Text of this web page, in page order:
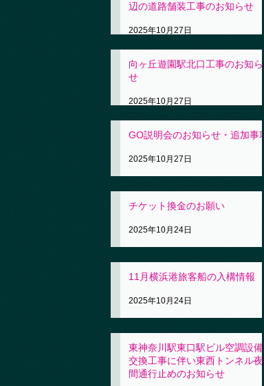
辺の道路舗装工事のお知らせ
2025年10月27日
向ヶ丘遊園駅北口工事のお知ら
せ
2025年10月27日
GO説明会のお知らせ・追加事項
2025年10月27日
チケット換金のお願い
2025年10月24日
11月横浜港旅客船の入構情報
2025年10月24日
東神奈川駅東口駅ビル空調設備
交換工事に伴い東西トンネル夜
間通行止めのお知らせ